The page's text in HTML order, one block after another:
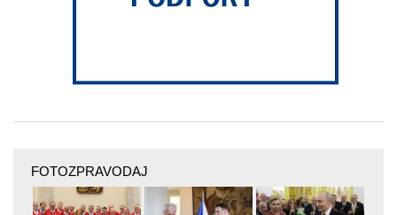
FOTOZPRAVODAJ